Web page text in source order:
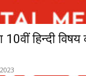
10वीं हिन्दी